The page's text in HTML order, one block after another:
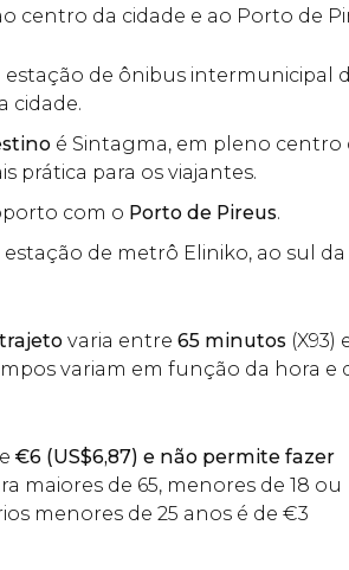
centro da cidade e ao Porto de
estação de ônibus intermunicipal
cidade.
é Sintagma, em pleno centro
prática para os viajantes.
com o Porto de Pireus.
estação de metrô Eliniko, ao sul da
varia entre 65 minutos (X93)
variam em função da hora e
€6 (US$6,87)​ e não permite fazer
maiores de 65, menores de 18 ou
menores de 25 anos é de €3